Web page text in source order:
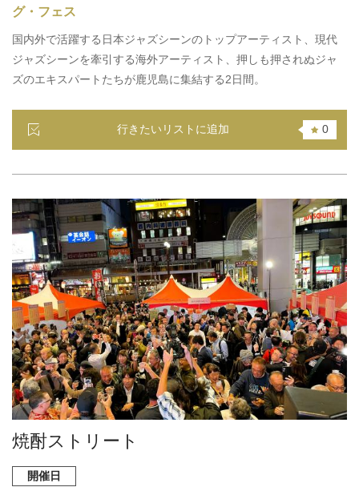
グ・フェス
国内外で活躍する日本ジャズシーンのトップアーティスト、現代
ジャズシーンを牽引する海外アーティスト、押しも押されぬジャ
ズのエキスパートたちが鹿児島に集結する2日間。
行きたいリストに追加 0
焼酎ストリート
開催日